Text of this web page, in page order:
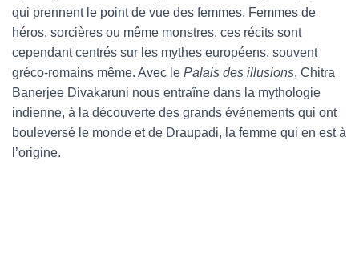
qui prennent le point de vue des femmes. Femmes de
héros, sorcières ou même monstres, ces récits sont
cependant centrés sur les mythes européens, souvent
gréco-romains même. Avec le Palais des illusions, Chitra
Banerjee Divakaruni nous entraîne dans la mythologie
indienne, à la découverte des grands événements qui ont
bouleversé le monde et de Draupadi, la femme qui en est à
l’origine.